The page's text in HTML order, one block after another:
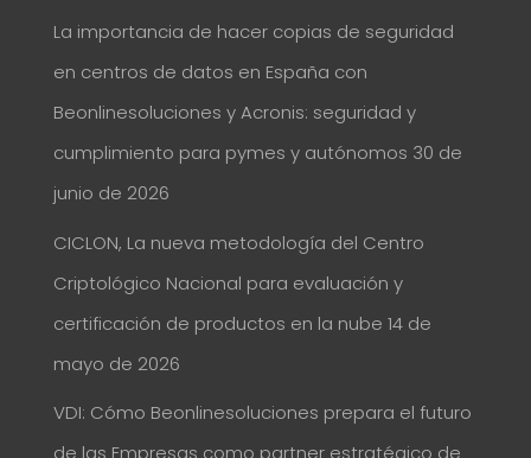
La importancia de hacer copias de seguridad
en centros de datos en España con
Beonlinesoluciones y Acronis: seguridad y
cumplimiento para pymes y autónomos 30 de
junio de 2026
CICLON, La nueva metodología del Centro
Criptológico Nacional para evaluación y
certificación de productos en la nube 14 de
mayo de 2026
VDI: Cómo Beonlinesoluciones prepara el futuro
de las Empresas como partner estratégico de